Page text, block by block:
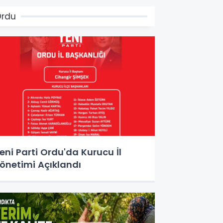
Parti Ordu'da Kurucu İl
Açıklandı